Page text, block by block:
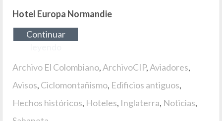
Hotel Europa Normandie
Continuar
Archivo El Colombiano,ArchivoCIP,Aviadores,
Avisos, Ciclomontañismo, Edificios antiguos,
Hechos históricos, Hoteles, Inglaterra, Noticias,